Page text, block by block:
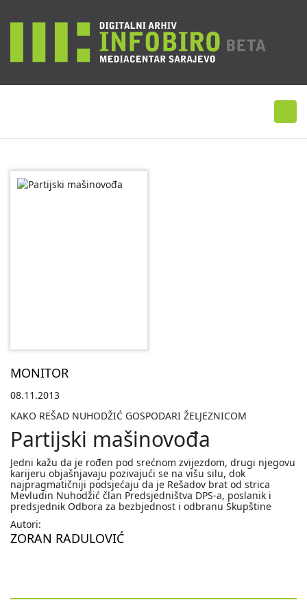
MONITOR
08.11.2013
KAKO REŠAD NUHODŽIĆ GOSPODARI ŽELJEZNICOM
Partijski mašinovođa
Jedni kažu da je rođen pod srećnom zvijezdom, drugi njegovu
karijeru objašnjavaju pozivajući se na višu silu, dok
najpragmatičniji podsjećaju da je Rešadov brat od strica
Mevludin Nuhodžić član Predsjedništva DPS-a, poslanik i
predsjednik Odbora za bezbjednost i odbranu Skupštine
Autori:
ZORAN RADULOVIĆ